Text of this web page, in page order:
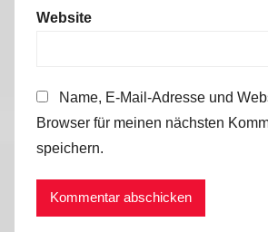
Website
Name, E-Mail-Adresse und
Browser für meinen nächsten
speichern.